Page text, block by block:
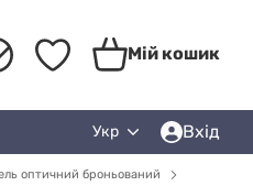
Мій кошик
Укр Вхід
оптичний броньований